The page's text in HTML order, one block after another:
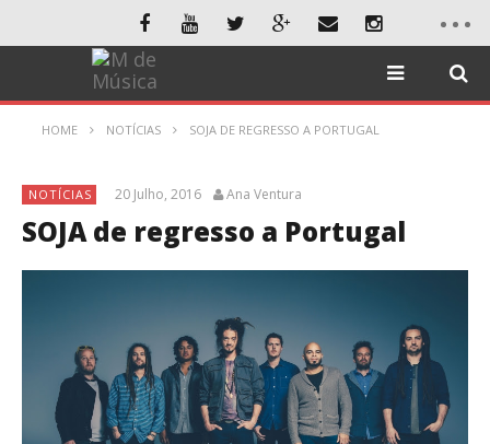
HOME NOTÍCIAS SOJA DE REGRESSO A PORTUGAL
NOTÍCIAS 20 Julho, 2016 Ana Ventura
SOJA de regresso a Portugal